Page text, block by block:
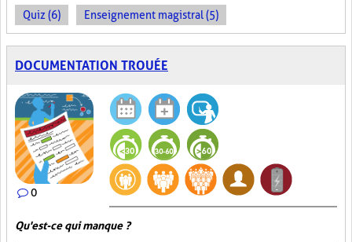
Quiz (6) Enseignement magistral (5)
DOCUMENTATION TROUÉE
0
Qu'est-ce qui manque ?